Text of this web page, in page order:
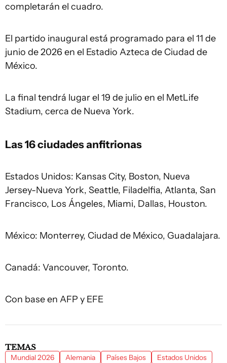
completarán el cuadro.
El partido inaugural está programado para el 11 de
junio de 2026 en el Estadio Azteca de Ciudad de
México.
La final tendrá lugar el 19 de julio en el MetLife
Stadium, cerca de Nueva York.
Las 16 ciudades anfitrionas
Estados Unidos: Kansas City, Boston, Nueva
Jersey-Nueva York, Seattle, Filadelfia, Atlanta, San
Francisco, Los Ángeles, Miami, Dallas, Houston.
México: Monterrey, Ciudad de México, Guadalajara.
Canadá: Vancouver, Toronto.
Con base en AFP y EFE
TEMAS
Mundial 2026 Alemania Países Bajos Estados Unidos